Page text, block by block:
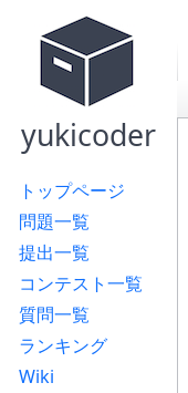
yukicoder
トップページ
問題一覧
提出一覧
コンテスト一覧
質問一覧
ランキング
Wiki